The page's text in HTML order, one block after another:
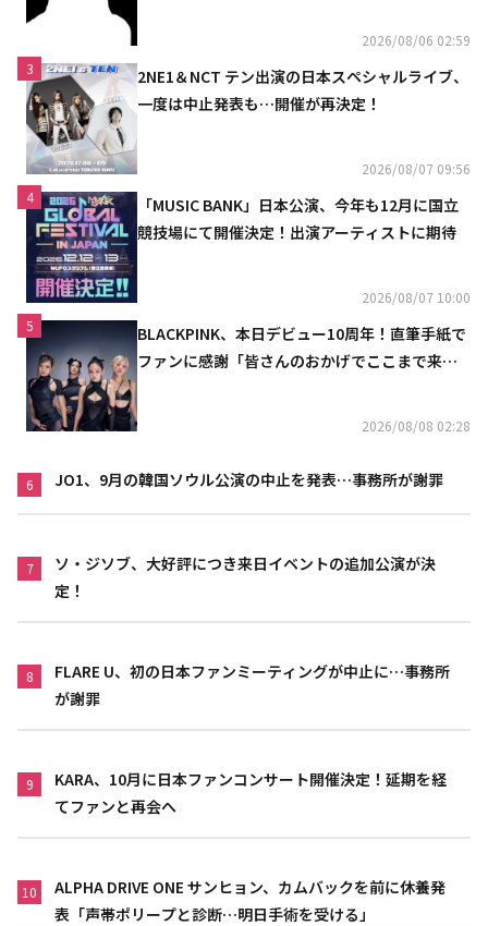
2026/08/06 02:59
3
2NE1＆NCT テン出演の日本スペシャルライブ、
一度は中止発表も…開催が再決定！
2026/08/07 09:56
4
「MUSIC BANK」日本公演、今年も12月に国立
競技場にて開催決定！出演アーティストに期待
2026/08/07 10:00
5
BLACKPINK、本日デビュー10周年！直筆手紙で
ファンに感謝「皆さんのおかげでここまで来ら
2026/08/08 02:28
6 JO1、9月の韓国ソウル公演の中止を発表…事務所が謝罪
7
ソ・ジソブ、大好評につき来日イベントの追加公演が決
定！
8
FLARE U、初の日本ファンミーティングが中止に…事務所
が謝罪
9
KARA、10月に日本ファンコンサート開催決定！延期を経
てファンと再会へ
10
ALPHA DRIVE ONE サンヒョン、カムバックを前に休養発
表「声帯ポリープと診断…明日手術を受ける」